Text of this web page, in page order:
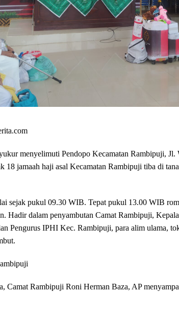
menyelimuti Pendopo Kecamatan Rambipuji,
18 jamaah haji asal Kecamatan Rambipuji tiba di
sejak pukul 09.30 WIB. Tepat pukul 13.00 WIB
Hadir dalam penyambutan Camat Rambipuji,
Pengurus IPHI Kec. Rambipuji, para alim ulama,
Camat Rambipuji Roni Herman Baza, AP